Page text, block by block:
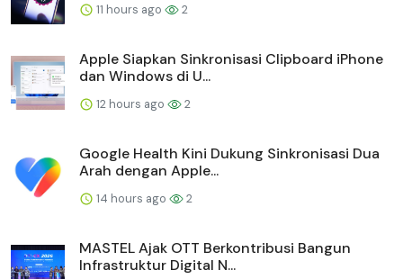
11 hours ago 2
Apple Siapkan Sinkronisasi Clipboard iPhone
dan Windows di U...
12 hours ago 2
Google Health Kini Dukung Sinkronisasi Dua
Arah dengan Apple...
14 hours ago 2
MASTEL Ajak OTT Berkontribusi Bangun
Infrastruktur Digital N...